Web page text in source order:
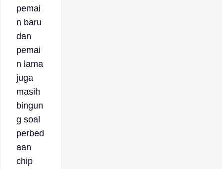
pemai
n baru
dan
pemai
n lama
juga
masih
bingun
g soal
perbed
aan
chip